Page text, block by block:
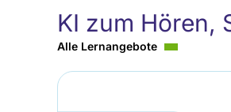
KI zum Hören,
Alle Lernangebote